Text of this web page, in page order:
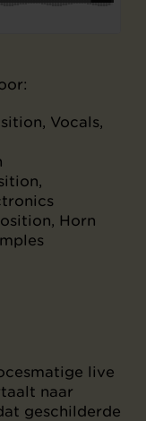
Vocals,
Horn
live
naar
geschilderde